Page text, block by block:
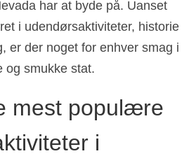
har at byde på. Uanset
i udendørsaktiviteter, historie
er der noget for enhver smag i
og smukke stat.
mest populære
i